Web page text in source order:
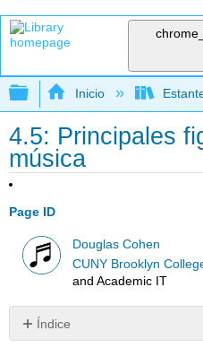
Expandir/contraer
Inicio
4.5: Principales
música
Page ID
Douglas Cohen
CUNY Brooklyn
and Academic IT
Índice
Sin